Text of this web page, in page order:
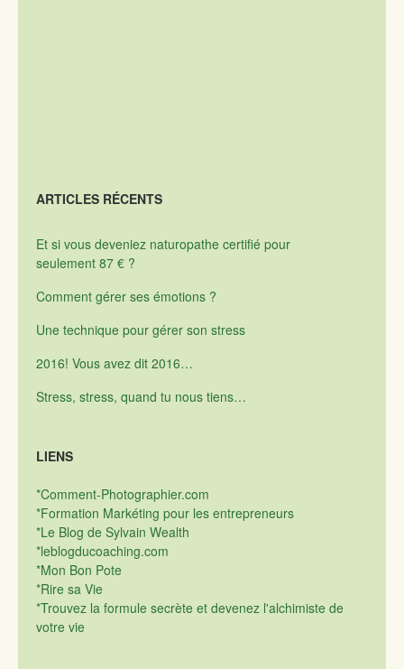
ARTICLES RÉCENTS
Et si vous deveniez naturopathe certifié pour
seulement 87 € ?
Comment gérer ses émotions ?
Une technique pour gérer son stress
2016! Vous avez dit 2016…
Stress, stress, quand tu nous tiens…
LIENS
*Comment-Photographier.com
*Formation Markéting pour les entrepreneurs
*Le Blog de Sylvain Wealth
*leblogducoaching.com
*Mon Bon Pote
*Rire sa Vie
*Trouvez la formule secrète et devenez l'alchimiste de
votre vie